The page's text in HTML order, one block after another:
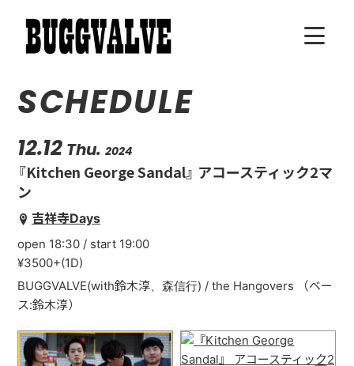
HOME
DISCOGRAPHY
VIDEO
GOODS
SCHEDULE
12.12 Thu. 2024
『Kitchen George Sandal』 アコースティック2マ
ン
吉祥寺Days
open 18:30 / start 19:00
¥3500+(1D)
BUGGVALVE(with鈴木淳、森信行) / the Hangovers （ベー
ス:鈴木淳）